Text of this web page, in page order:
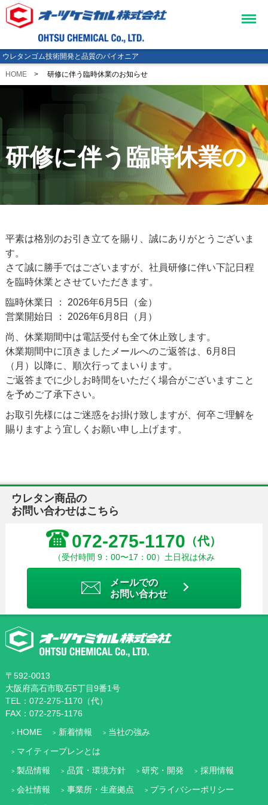
ウレタンゴム技術開発と品質のパイオニア
Menu
HOME 研修に伴う臨時休業のお知らせ
研修に伴う臨時休業の
お知らせ
平素は格別のお引き立てを賜り、誠にありがとうございま
す。
さて誠に勝手ではございますが、社員研修に伴い下記日程
を臨時休業とさせていただきます。
臨時休業日 ： 2026年6月5日（金）
営業開始日 ： 2026年6月8日（月）
尚、休業期間中は電話受付も全て休止致します。
休業期間中に頂きましたメールへのご返答は、6月8日
（月）以降に、順次行ってまいります。
ご返答までに少しお時間をいただく場合がございますこと
を予めご了承下さい。
お取引先様にはご迷惑をお掛け致しますが、何卒ご理解を
賜りますよう宜しくお願い申し上げます。
ウレタン商品の
お問い合わせはこちら
072-275-1170 （代）
（受付時間 9：00〜17：00）土日祝は休み
メールでの
お問い合わせ
〒592-0013
大阪府高石市取石5丁目9番1号
TEL：072-275-1170（代）
FAX：072-275-1176
HOME
新着情報
当社の強み
マイティープレンとは
製品情報
品質・環境方針 研究・開発
採用情報
会社情報
事業所・生産拠点
プライバシーポリシー